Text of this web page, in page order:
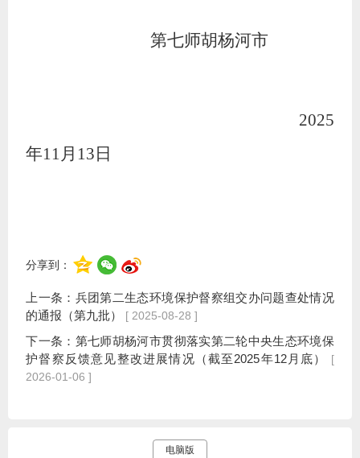
第七师胡杨河市
2025
年11月 13 日
分享到：
上一条： 兵团第二生态环境保护督察组交办问题查处情况
的通报（第九批）
[ 2025-08-28 ]
下一条： 第七师胡杨河市贯彻落实第二轮中央生态环境保
护督察反馈意见整改进展情况（截至2025年12月底）
[
2026-01-06 ]
电脑版